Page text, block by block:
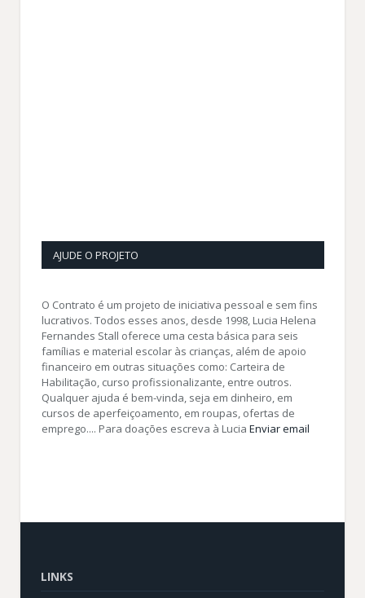
AJUDE O PROJETO
O Contrato é um projeto de iniciativa pessoal e sem fins
lucrativos. Todos esses anos, desde 1998, Lucia Helena
Fernandes Stall oferece uma cesta básica para seis
famílias e material escolar às crianças, além de apoio
financeiro em outras situações como: Carteira de
Habilitação, curso profissionalizante, entre outros.
Qualquer ajuda é bem-vinda, seja em dinheiro, em
cursos de aperfeiçoamento, em roupas, ofertas de
emprego.... Para doações escreva à Lucia Enviar email
LINKS